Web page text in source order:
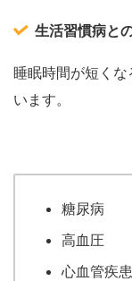
生活習慣病と
睡眠時間が短く
います。
糖尿病
高血圧
心血管疾患